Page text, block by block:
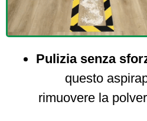
Pulizia senza
questo
rimuovere la